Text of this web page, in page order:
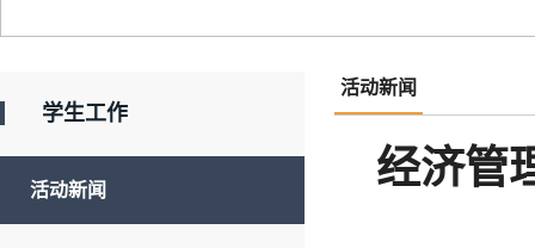
学生工作
活动新闻
活动新闻
经济管